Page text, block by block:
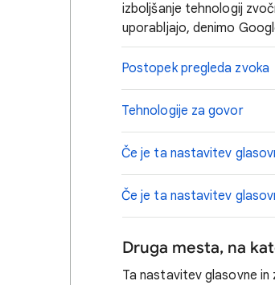
izboljšanje tehnologij
uporabljajo, denimo
Postopek pregleda zvoka
Tehnologije za govor
Če je ta nastavitev
Če je ta nastavitev
Druga mesta, na
Ta nastavitev glasovne in